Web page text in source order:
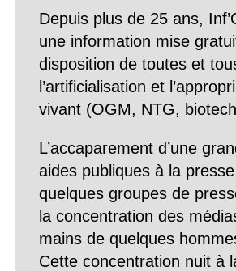
Depuis plus de 25 ans,
une information mise
disposition de toutes et
l’artificialisation et
vivant (OGM, NTG,
L’accaparement d’une
aides publiques à la
quelques groupes de
la concentration des
mains de quelques
Cette concentration nuit à